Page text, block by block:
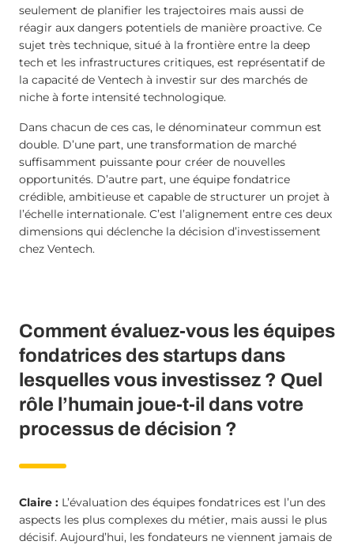
seulement de planifier les trajectoires mais aussi de
réagir aux dangers potentiels de manière proactive. Ce
sujet très technique, situé à la frontière entre la deep
tech et les infrastructures critiques, est représentatif de
la capacité de Ventech à investir sur des marchés de
niche à forte intensité technologique.
Dans chacun de ces cas, le dénominateur commun est
double. D’une part, une transformation de marché
suffisamment puissante pour créer de nouvelles
opportunités. D’autre part, une équipe fondatrice
crédible, ambitieuse et capable de structurer un projet à
l’échelle internationale. C’est l’alignement entre ces deux
dimensions qui déclenche la décision d’investissement
chez Ventech.
Comment évaluez-vous les équipes
fondatrices des startups dans
lesquelles vous investissez ? Quel
rôle l’humain joue-t-il dans votre
processus de décision ?
Claire : L’évaluation des équipes fondatrices est l’un des
aspects les plus complexes du métier, mais aussi le plus
décisif. Aujourd’hui, les fondateurs ne viennent jamais de